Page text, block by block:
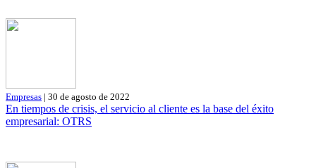
Empresas | 30 de agosto de 2022
En tiempos de crisis, el servicio al cliente es la base del éxito
empresarial: OTRS